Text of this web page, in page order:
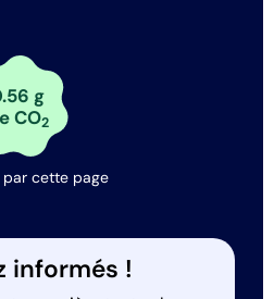
g
CO2
par cette page
informés !